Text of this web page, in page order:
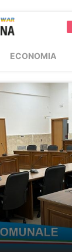
ECONOMIA